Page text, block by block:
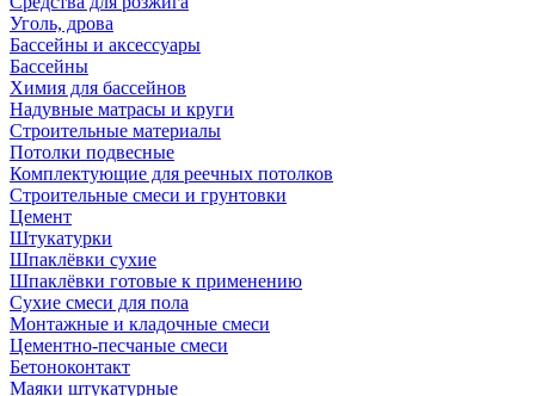
Уголь, дрова
Бассейны и аксессуары
Бассейны
Химия для бассейнов
Надувные матрасы и круги
Строительные материалы
Потолки подвесные
Комплектующие для реечных потолков
Строительные смеси и грунтовки
Цемент
Штукатурки
Шпаклёвки сухие
Шпаклёвки готовые к применению
Сухие смеси для пола
Монтажные и кладочные смеси
Цементно-песчаные смеси
Бетоноконтакт
Маяки штукатурные